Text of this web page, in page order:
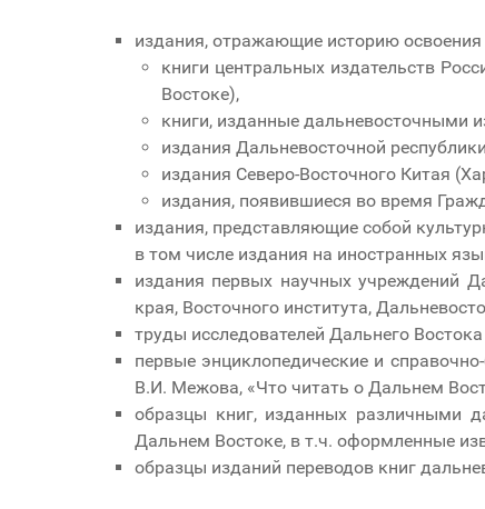
издания, отражающие историю освоения
книги центральных издательств
Востоке),
книги, изданные дальневосточными
издания Дальневосточной
издания Северо-Восточного Китая
издания, появившиеся во время
издания, представляющие собой
в том числе издания на иностранных
издания первых научных учреждений
края, Восточного института,
труды исследователей Дальнего
первые энциклопедические и
В.И. Межова, «Что читать о Дальнем
образцы книг, изданных различными
Дальнем Востоке, в т.ч. оформленные
образцы изданий переводов книг